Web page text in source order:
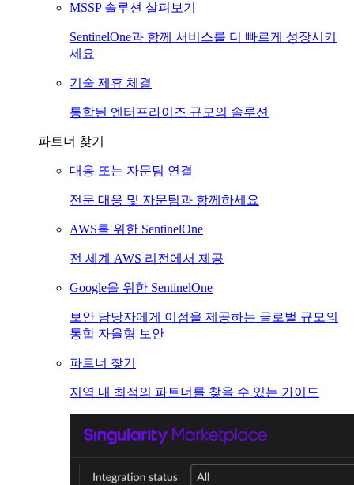
MSSP 솔루션 살펴보기
SentinelOne과 함께 서비스를 더 빠르게 성장시키
세요
기술 제휴 체결
통합된 엔터프라이즈 규모의 솔루션
파트너 찾기
대응 또는 자문팀 연결
전문 대응 및 자문팀과 함께하세요
AWS를 위한 SentinelOne
전 세계 AWS 리전에서 제공
Google을 위한 SentinelOne
보안 담당자에게 이점을 제공하는 글로벌 규모의
통합 자율형 보안
파트너 찾기
지역 내 최적의 파트너를 찾을 수 있는 가이드